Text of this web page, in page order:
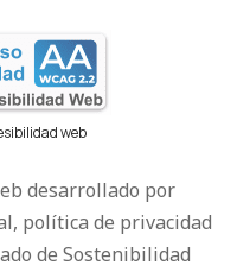
web
desarrollado por
política de privacidad
de Sostenibilidad